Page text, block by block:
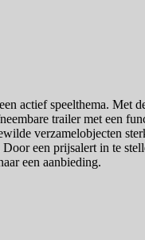
actief speelthema. Met
trailer met een
verzamelobjecten
een prijsalert in te
een aanbieding.